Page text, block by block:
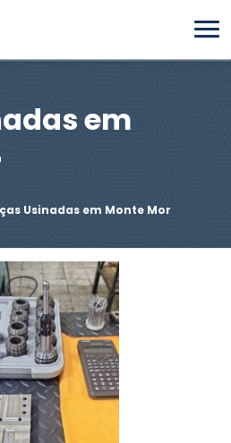
em
Usinadas em Monte Mor